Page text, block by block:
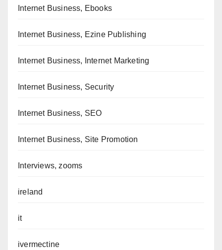
Internet Business, Ebooks
Internet Business, Ezine Publishing
Internet Business, Internet Marketing
Internet Business, Security
Internet Business, SEO
Internet Business, Site Promotion
Interviews, zooms
ireland
it
ivermectine